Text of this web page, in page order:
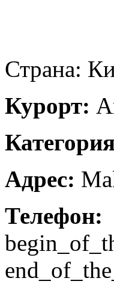
Страна:
Курорт:
Адрес:
Телефон: